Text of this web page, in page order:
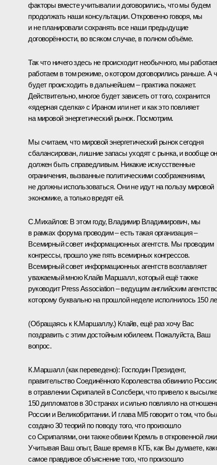
факторы вместе учитывали и договорились, что мы будем
продолжать наши консультации. Откровенно говоря, мы
и не планировали сохранять все наши предыдущие
договорённости, во всяком случае, в полном объёме.
Так что ничего здесь не происходит необычного, мы
работаем в том режиме, о котором договорились раньше. А
будет происходить в дальнейшем – практика покажет.
Действительно, многое будет зависеть от того, сохранится
«ядерная сделка» с Ираном или нет и как это повлияет
на мировой энергетический рынок. Посмотрим.
Мы считаем, что мировой энергетический рынок сегодня
сбалансирован, лишние запасы уходят с рынка, и вообще он
должен быть справедливым. Никакие искусственные
ограничения, вызванные политическими соображениями,
не должны использоваться. Они не идут на пользу мировой
экономике, а только вредят ей.
С.Михайлов: В этом году, Владимир Владимирович, мы
в рамках форума проводим – есть такая организация –
Всемирный совет информационных агентств. Мы проводим
конгрессы, прошло уже пять всемирных конгрессов.
Всемирный совет информационных агентств возглавляет
уважаемый мною Клайв Маршалл, который ещё также
руководит Press Association – ведущим английским
которому буквально на прошлой неделе исполнилось 150
(Обращаясь к К.Маршаллу.) Клайв, ещё раз хочу Вас
поздравить с этим достойным юбилеем. Пожалуйста, Ваш
вопрос.
К.Маршалл (как переведено): Господин Президент,
правительство Соединённого Королевства обвинило Россию
в отравлении Скрипалей в Солсбери, что привело к
150 дипломатов в 30 странах и сильно повлияло на
России и Великобритании. И глава MI5 говорит о том, что
создано 30 теорий по поводу того, что произошло
со Скрипалями, они также обвини Кремль в откровенной
Учитывая Ваш опыт, Ваше время в КГБ, как Вы думаете,
самое правдивое объяснение того, что произошло